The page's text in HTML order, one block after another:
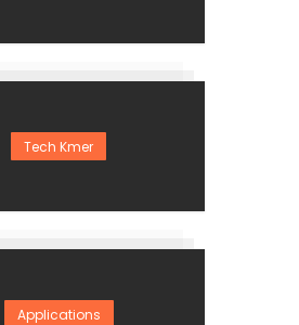
Tech Kmer
Applications